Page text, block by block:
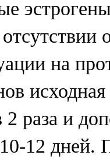
на
2 раза и
12 дней.